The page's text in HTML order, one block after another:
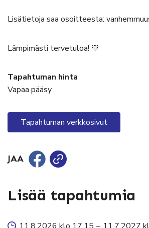
Lisätietoja saa osoitteesta:
Lämpimästi tervetuloa! 🧡
Tapahtuman hinta
Vapaa pääsy
Tapahtuman verkkosivut
JAA
Lisää tapahtumia